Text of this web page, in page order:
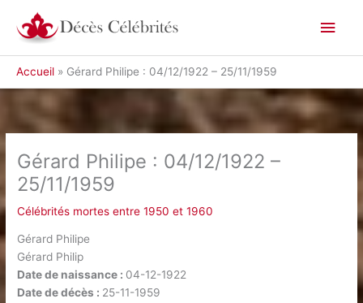
contenu
Accueil Gérard Philipe : 04/12/1922 – 25/11/1959
Gérard Philipe : 04/12/1922 –
25/11/1959
Célébrités mortes entre 1950 et 1960
Gérard Philipe
Gérard Philip
Date de naissance : 04-12-1922
Date de décès : 25-11-1959